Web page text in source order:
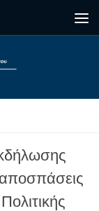
αποσπάσεις